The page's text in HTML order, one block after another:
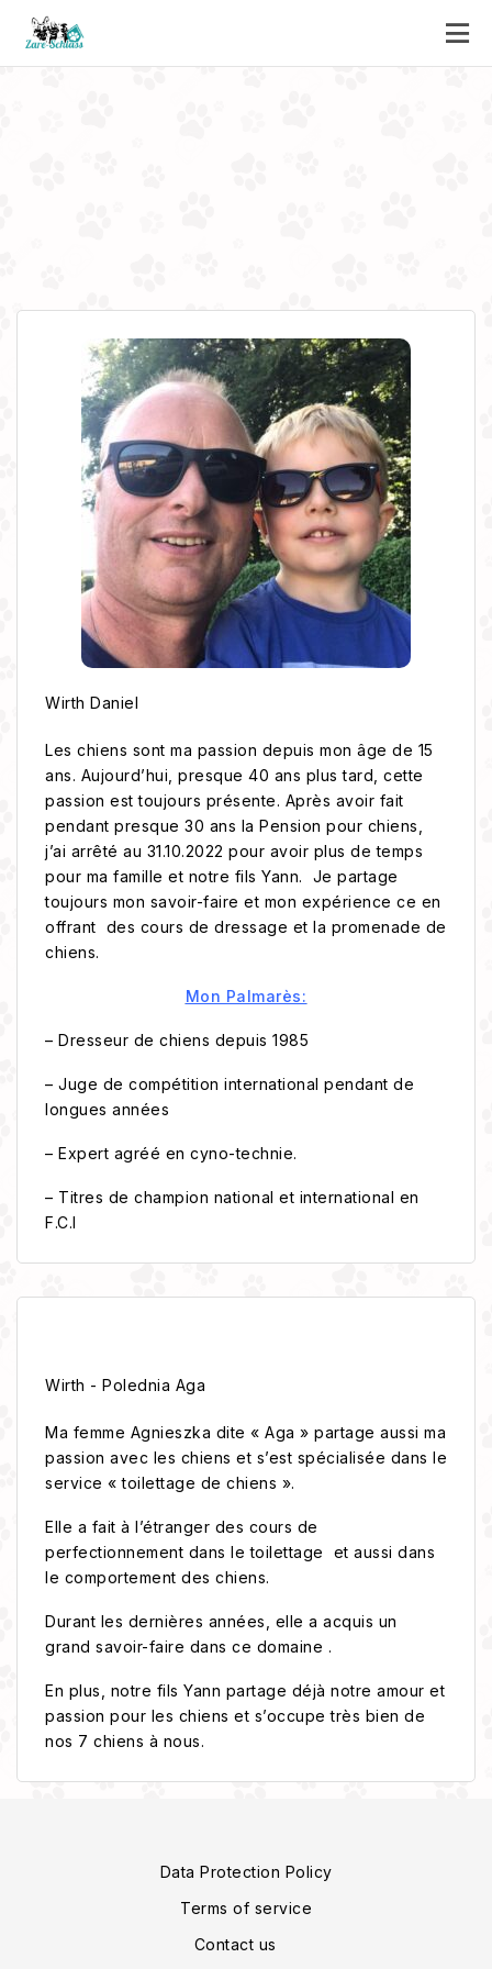
Wirth Daniel
Les chiens sont ma passion depuis mon âge de 15
ans. Aujourd’hui, presque 40 ans plus tard, cette
passion est toujours présente. Après avoir fait
pendant presque 30 ans la Pension pour chiens,
j’ai arrêté au 31.10.2022 pour avoir plus de temps
pour ma famille et notre fils Yann. Je partage
toujours mon savoir-faire et mon expérience ce en
offrant des cours de dressage et la promenade de
chiens.
Mon Palmarès:
– Dresseur de chiens depuis 1985
– Juge de compétition international pendant de
longues années
– Expert agréé en cyno-technie.
– Titres de champion national et international en
F.C.I
Wirth - Polednia Aga
Ma femme Agnieszka dite « Aga » partage aussi ma
passion avec les chiens et s’est spécialisée dans le
service « toilettage de chiens ».
Elle a fait à l’étranger des cours de
perfectionnement dans le toilettage et aussi dans
le comportement des chiens.
Durant les dernières années, elle a acquis un
grand savoir-faire dans ce domaine .
En plus, notre fils Yann partage déjà notre amour et
passion pour les chiens et s’occupe très bien de
nos 7 chiens à nous.
Data Protection Policy
Terms of service
Contact us